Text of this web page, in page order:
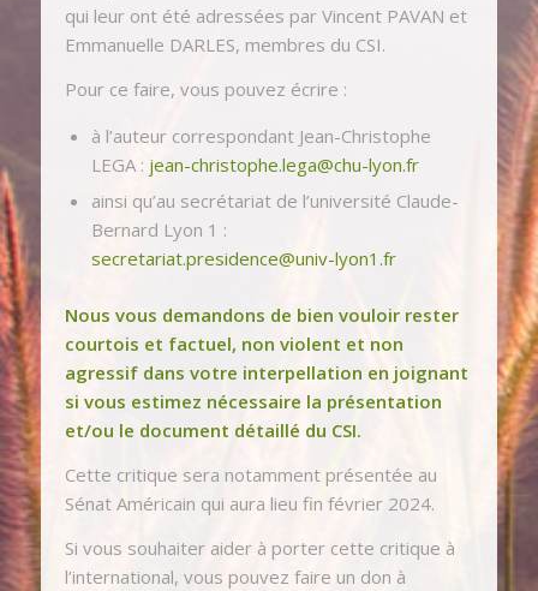
qui leur ont été adressées par Vincent PAVAN et
Emmanuelle DARLES, membres du CSI.
Pour ce faire, vous pouvez écrire :
à l’auteur correspondant Jean-Christophe
LEGA : jean-christophe.lega@chu-lyon.fr
ainsi qu’au secrétariat de l’université Claude-
Bernard Lyon 1 :
secretariat.presidence@univ-lyon1.fr
Nous vous demandons de bien vouloir rester
courtois et factuel, non violent et non
agressif dans votre interpellation en joignant
si vous estimez nécessaire la présentation
et/ou le document détaillé du CSI.
Cette critique sera notamment présentée au
Sénat Américain qui aura lieu fin février 2024.
Si vous souhaiter aider à porter cette critique à
l’international, vous pouvez faire un don à